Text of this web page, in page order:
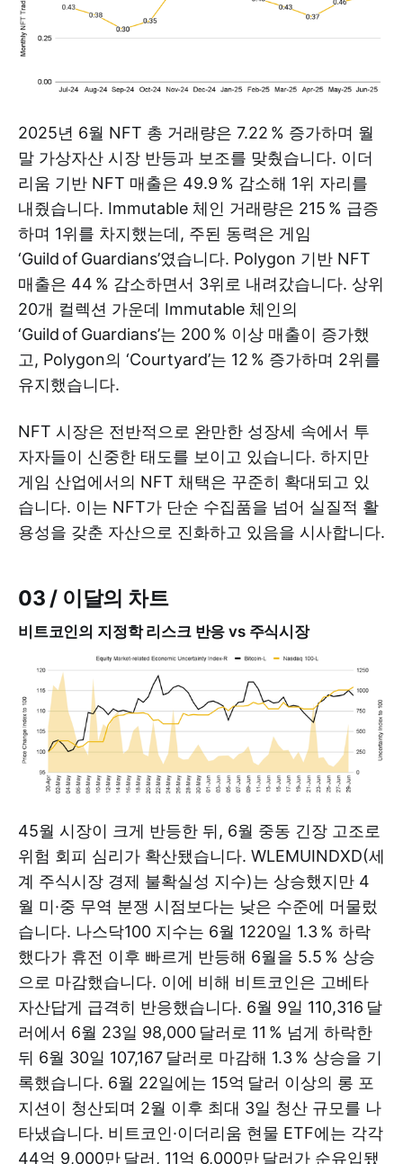
2025년 6월 NFT 총 거래량은 7.22 % 증가하며 월
말 가상자산 시장 반등과 보조를 맞췄습니다. 이더
리움 기반 NFT 매출은 49.9 % 감소해 1위 자리를
내줬습니다. Immutable 체인 거래량은 215 % 급증
하며 1위를 차지했는데, 주된 동력은 게임
‘Guild of Guardians’였습니다. Polygon 기반 NFT
매출은 44 % 감소하면서 3위로 내려갔습니다. 상위
20개 컬렉션 가운데 Immutable 체인의
‘Guild of Guardians’는 200 % 이상 매출이 증가했
고, Polygon의 ‘Courtyard’는 12 % 증가하며 2위를
유지했습니다.
NFT 시장은 전반적으로 완만한 성장세 속에서 투
자자들이 신중한 태도를 보이고 있습니다. 하지만
게임 산업에서의 NFT 채택은 꾸준히 확대되고 있
습니다. 이는 NFT가 단순 수집품을 넘어 실질적 활
용성을 갖춘 자산으로 진화하고 있음을 시사합니다.
03 / 이달의 차트
비트코인의 지정학 리스크 반응 vs 주식시장
45월 시장이 크게 반등한 뒤, 6월 중동 긴장 고조로
위험 회피 심리가 확산됐습니다. WLEMUINDXD(세
계 주식시장 경제 불확실성 지수)는 상승했지만 4
월 미·중 무역 분쟁 시점보다는 낮은 수준에 머물렀
습니다. 나스닥100 지수는 6월 1220일 1.3 % 하락
했다가 휴전 이후 빠르게 반등해 6월을 5.5 % 상승
으로 마감했습니다. 이에 비해 비트코인은 고베타
자산답게 급격히 반응했습니다. 6월 9일 110,316 달
러에서 6월 23일 98,000 달러로 11 % 넘게 하락한
뒤 6월 30일 107,167 달러로 마감해 1.3 % 상승을 기
록했습니다. 6월 22일에는 15억 달러 이상의 롱 포
지션이 청산되며 2월 이후 최대 3일 청산 규모를 나
타냈습니다. 비트코인·이더리움 현물 ETF에는 각각
44억 9,000만 달러, 11억 6,000만 달러가 순유입됐